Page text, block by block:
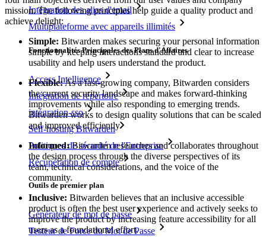
Intégration des alias d'email
Multiplateforme avec appareils illimités
Fonctionnalités Principales des Plans d'Affaires
Access Intelligence
Intégration de répertoire
intégration-sso
Self-hosting Bitwarden
Politiques de sécurité de l'Entreprise
Récupération de compte
Outils de premier plan
Générateur de mot de passe
Testeur de Force du Mot de Passe
mission. The following principles help guide a quality product and
achieve delight:
Simple: Bitwarden makes securing your personal information
simple by keeping interactions standard and clear to increase
usability and help users understand the product.
Flexible:As a fast-growing company, Bitwarden considers
the current security landscape and makes forward-thinking
improvements while also responding to emerging trends.
Bitwarden works to design quality solutions that can be scaled
and improved efficiently.
Informed:Bitwarden researches and collaborates throughout
the design process through the diverse perspectives of its
team, technical considerations, and the voice of the
community.
Inclusive: Bitwarden believes that an inclusive accessible
product is often the best user experience and actively seeks to
improve the product by increasing feature accessibility for all
users as a foundational effort.